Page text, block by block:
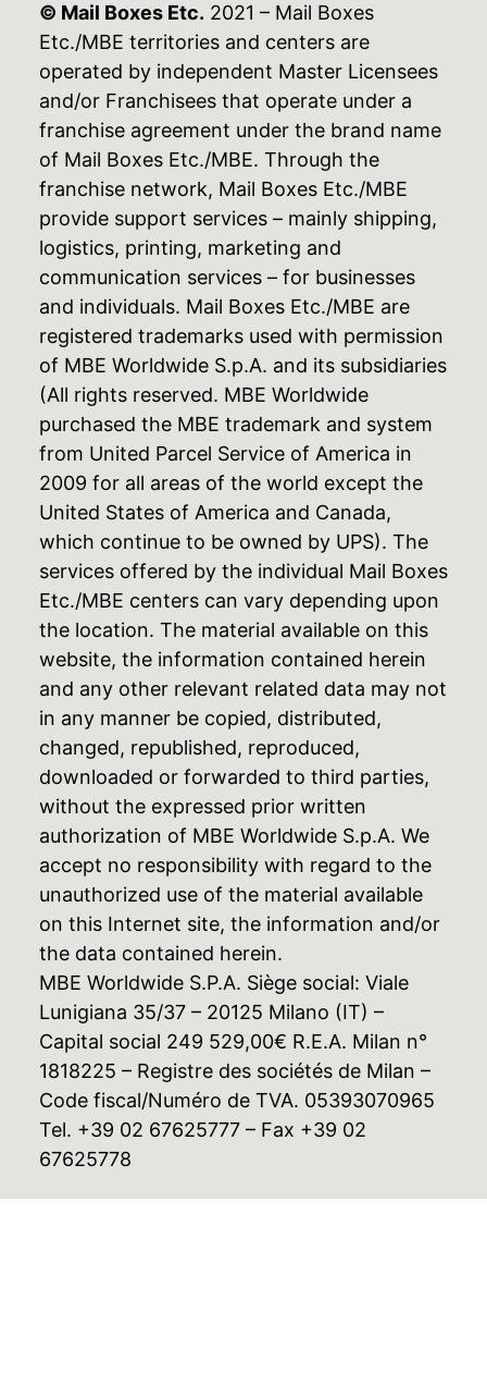
© Mail Boxes Etc. 2021 – Mail Boxes
Etc./MBE territories and centers are
operated by independent Master Licensees
and/or Franchisees that operate under a
franchise agreement under the brand name
of Mail Boxes Etc./MBE. Through the
franchise network, Mail Boxes Etc./MBE
provide support services – mainly shipping,
logistics, printing, marketing and
communication services – for businesses
and individuals. Mail Boxes Etc./MBE are
registered trademarks used with permission
of MBE Worldwide S.p.A. and its subsidiaries
(All rights reserved. MBE Worldwide
purchased the MBE trademark and system
from United Parcel Service of America in
2009 for all areas of the world except the
United States of America and Canada,
which continue to be owned by UPS). The
services offered by the individual Mail Boxes
Etc./MBE centers can vary depending upon
the location. The material available on this
website, the information contained herein
and any other relevant related data may not
in any manner be copied, distributed,
changed, republished, reproduced,
downloaded or forwarded to third parties,
without the expressed prior written
authorization of MBE Worldwide S.p.A. We
accept no responsibility with regard to the
unauthorized use of the material available
on this Internet site, the information and/or
the data contained herein.
MBE Worldwide S.P.A. Siège social: Viale
Lunigiana 35/37 – 20125 Milano (IT) –
Capital social 249 529,00€ R.E.A. Milan n°
1818225 – Registre des sociétés de Milan –
Code fiscal/Numéro de TVA. 05393070965
Tel. +39 02 67625777 – Fax +39 02
67625778